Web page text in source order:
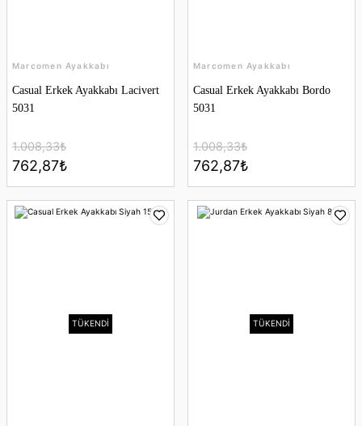
Marcomen Ayakkabı
Casual Erkek Ayakkabı Lacivert
5031
762,87₺
1.008,33₺
Marcomen Ayakkabı
Casual Erkek Ayakkabı Bordo
5031
762,87₺
1.008,33₺
TÜKENDİ TÜKENDİ